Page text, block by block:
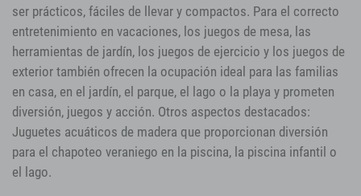
ser prácticos, fáciles de llevar y compactos. Para el correcto
entretenimiento en vacaciones, los juegos de mesa, las
herramientas de jardín, los juegos de ejercicio y los juegos de
exterior también ofrecen la ocupación ideal para las familias
en casa, en el jardín, el parque, el lago o la playa y prometen
diversión, juegos y acción. Otros aspectos destacados:
Juguetes acuáticos de madera que proporcionan diversión
para el chapoteo veraniego en la piscina, la piscina infantil o
el lago.